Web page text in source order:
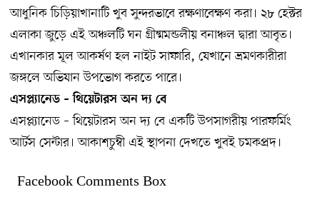
আধুনিক চিড়িয়াখানাটি খুব সুন্দরভাবে রক্ষণাবেক্ষণ করা। ২৮ হেক্টর
এলাকা জুড়ে এই অঞ্চলটি ঘন গ্রীষ্মমন্ডলীয় বনাঞ্চল দ্বারা আবৃত।
এখানকার মূল আকর্ষণ হল নাইট সাফারি, যেখানে ভ্রমণকারীরা
জঙ্গলে অভিযান উপভোগ করতে পারে।
এসপ্ল্যানেড – থিয়েটারস অন দ্য বে
এসপ্ল্যানেড – থিয়েটারস অন দ্য বে একটি উপসাগরীয় পারফর্মিং
আর্টস সেন্টার। আকাশচুম্বী এই স্থাপনা দেখতে খুবই চমকপ্রদ।
Facebook Comments Box